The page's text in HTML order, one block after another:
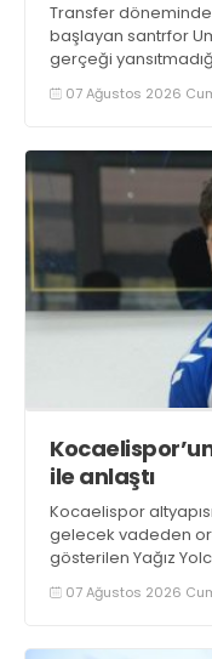
Transfer
başlayan santrfor
gerçeği
07 Ağustos 2026
ile anlaştı
Kocaelispor
gelecek vadeden
gösterilen Yağız
takımlarından
07 Ağustos 2026